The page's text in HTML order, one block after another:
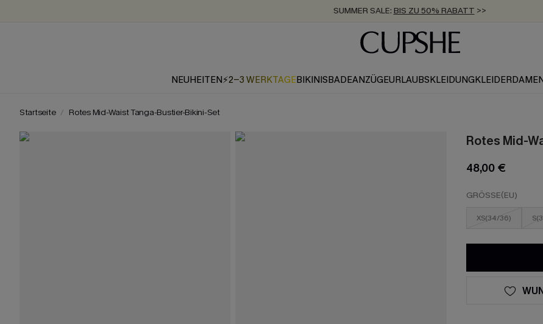
SUMMER SALE: BIS ZU 50% RABATT >>
ZUM NEWSLETTER:BIS ZU -20% EXTRA ERHALTEN
KOSTENLOSER VERSAND AB 89 €
NEUHEITEN⚡2-3 WERKTAGEBIKINISBADEANZÜGEURLAUBSKLEIDUNGKLEIDER
Startseite Rotes Mid-Waist Tanga-Bustier-Bikini-Set
Rotes Mid-
48,00 €
GRÖSSE(EU)
XS(34/36)